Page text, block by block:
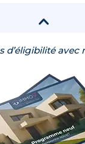
▾
d’éligibilité avec